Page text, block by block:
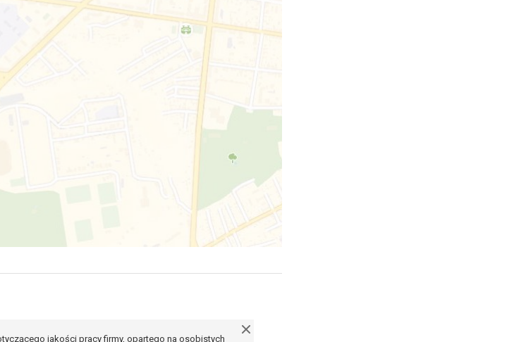
jakości pracy firmy, opartego na osobistych